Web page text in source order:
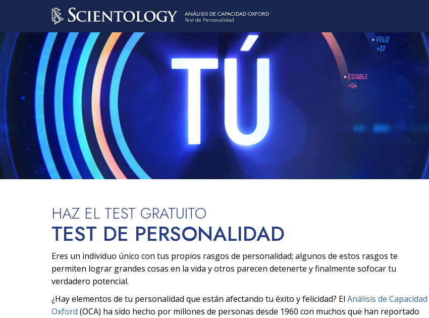
ANÁLISIS DE CAPACIDAD OXFORD
Test de Personalidad
HAZ EL TEST GRATUITO
TEST DE PERSONALIDAD
Eres un individuo único con tus propios rasgos de personalidad; algunos de estos rasgos te
permiten lograr grandes cosas en la vida y otros parecen detenerte y finalmente sofocar tu
verdadero potencial.
¿Hay elementos de tu personalidad que están afectando tu éxito y felicidad? El Análisis de Capacidad
Oxford (OCA) ha sido hecho por millones de personas desde 1960 con muchos que han reportado